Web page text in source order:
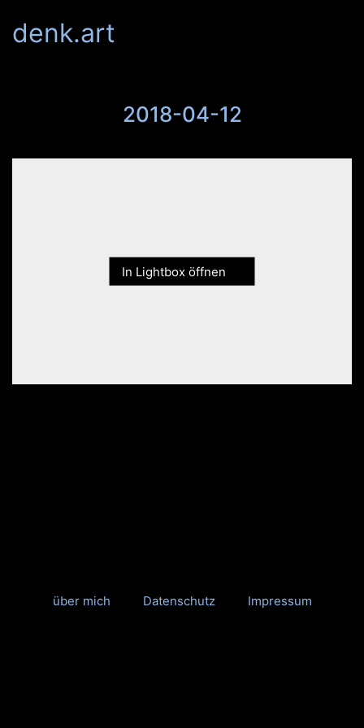
denk.art
2018-04-12
In Lightbox öffnen
über mich Datenschutz Impressum